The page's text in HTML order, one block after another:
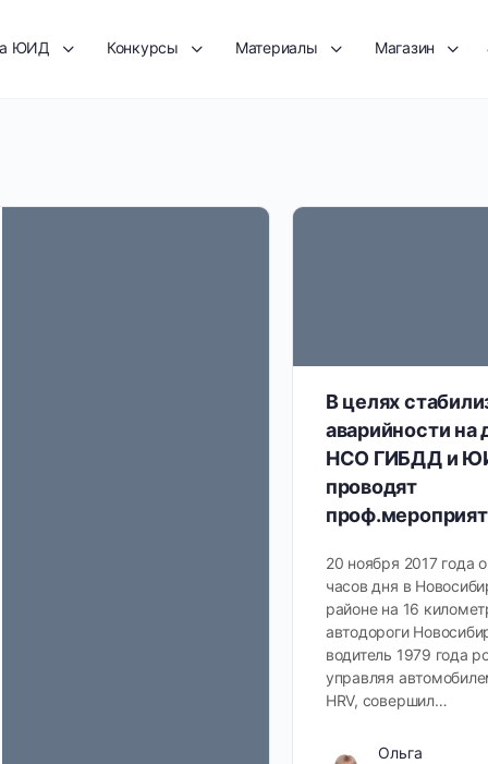
ЮИД Конкурсы Материалы Магазин
В целях
аварийности на
НСО ГИБДД и
проводят
20 ноября 2017 года
часов дня в
районе на 16
автодороги
водитель 1979 года
управляя
HRV, совершил…
Ольга